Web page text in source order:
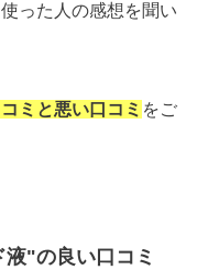
った人の感想を聞い
ミと悪い口コミ をご
"の良い口コミ